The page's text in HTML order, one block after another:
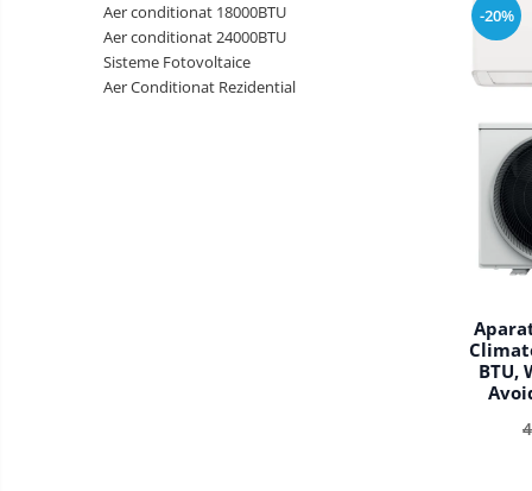
Aer conditionat 18000BTU
Aer conditionat 24000BTU
Sisteme Fotovoltaice
Aer Conditionat Rezidential
-20%
BTU,